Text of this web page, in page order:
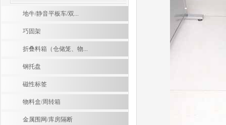
地牛/静音平板车/双...
巧固架
折叠料箱（仓储笼、物...
钢托盘
磁性标签
物料盒/周转箱
金属围网/库房隔断